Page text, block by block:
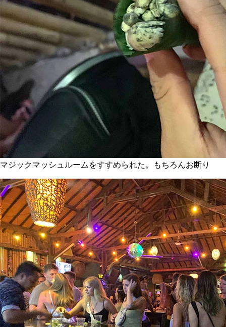
マジックマッシュルームをすすめられた。もちろんお断り